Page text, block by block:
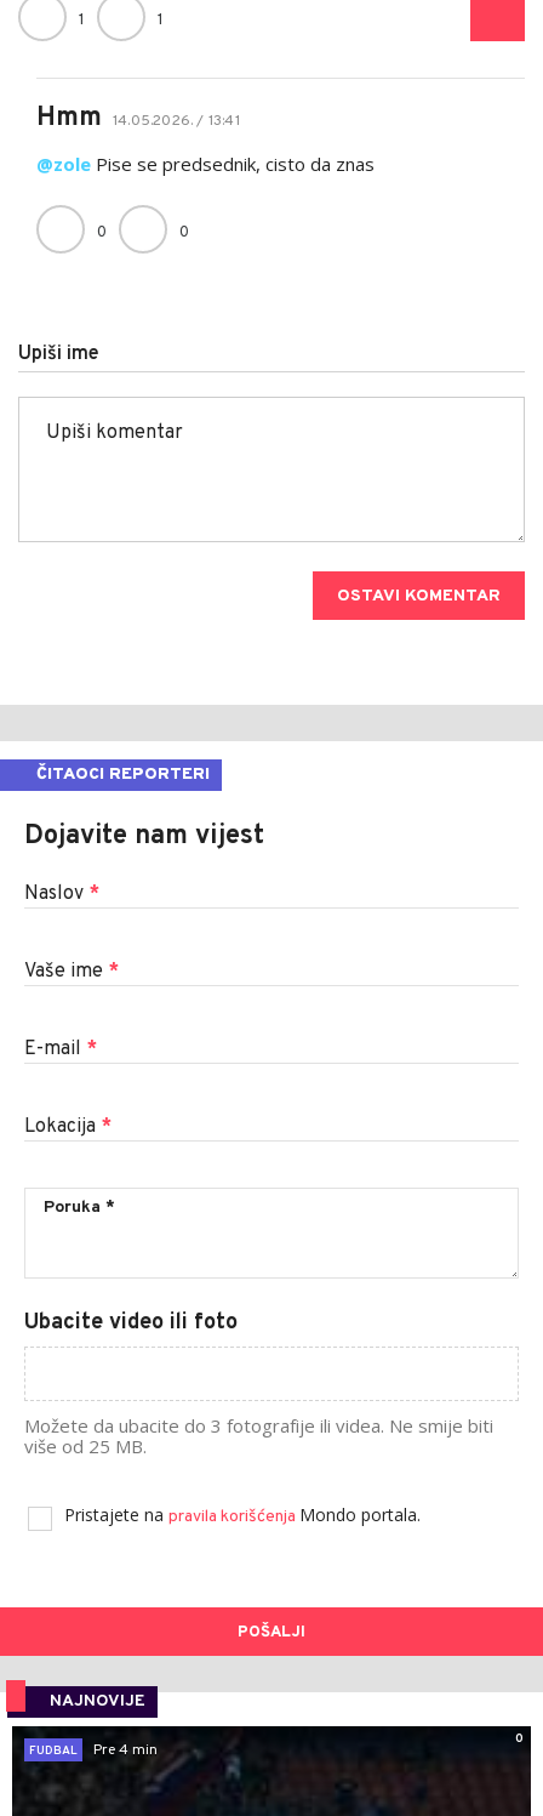
1 1
Hmm 14.05.2026. / 13:41
@zole Pise se predsednik, cisto da znas
0 0
Upiši ime
OSTAVI KOMENTAR
ČITAOCI REPORTERI
Dojavite nam vijest
Naslov *
Vaše ime *
E-mail *
Lokacija *
Ubacite video ili foto
Možete da ubacite do 3 fotografije ili videa. Ne smije biti
više od 25 MB.
Pristajete na pravila korišćenja Mondo portala.
POŠALJI
NAJNOVIJE
0
FUDBAL
Pre 4 min